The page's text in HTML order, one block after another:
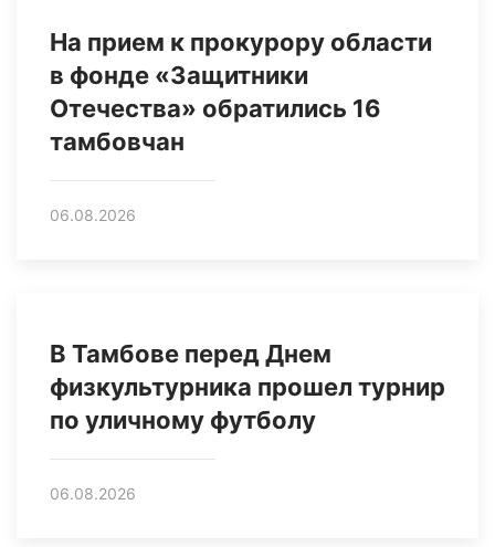
На прием к прокурору области
в фонде «Защитники
Отечества» обратились 16
тамбовчан
06.08.2026
В Тамбове перед Днем
физкультурника прошел турнир
по уличному футболу
06.08.2026